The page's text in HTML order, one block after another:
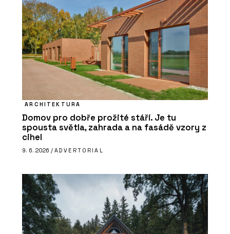
ARCHITEKTURA
Domov pro dobře prožité stáří. Je tu
spousta světla, zahrada a na fasádě vzory z
cihel
9. 6. 2026 / ADVERTORIAL